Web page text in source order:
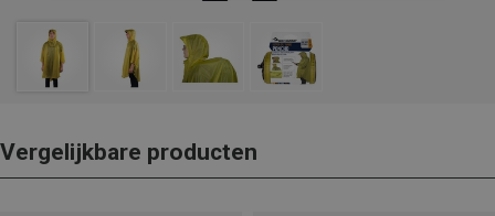
Vergelijkbare producten